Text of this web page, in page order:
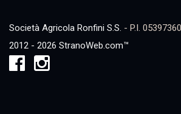
Società Agricola Ronfini S.S. - P.I.
2012 - 2026 StranoWeb.com™